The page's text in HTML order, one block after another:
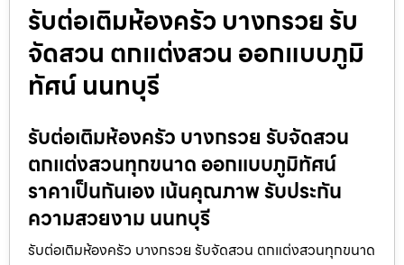
รับต่อเติมห้องครัว บางกรวย รับ
จัดสวน ตกแต่งสวน ออกแบบภูมิ
ทัศน์ นนทบุรี
รับต่อเติมห้องครัว บางกรวย รับจัดสวน
ตกแต่งสวนทุกขนาด ออกแบบภูมิทัศน์
ราคาเป็นกันเอง เน้นคุณภาพ รับประกัน
ความสวยงาม นนทบุรี
รับต่อเติมห้องครัว บางกรวย รับจัดสวน ตกแต่งสวนทุกขนาด